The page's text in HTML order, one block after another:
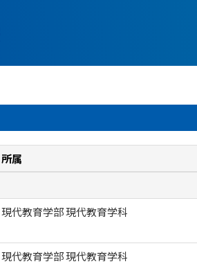
所属
現代教育学部 現代教育学科
現代教育学部 現代教育学科